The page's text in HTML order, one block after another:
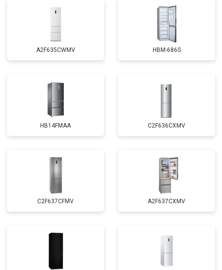
A2F635CWMV HBM-686S
HB14FMAA C2F636CXMV
C2F637CFMV A2F637CXMV